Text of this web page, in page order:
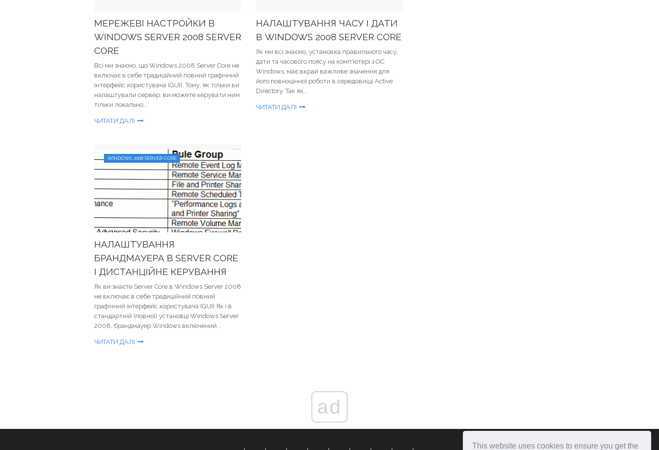
This website uses cookies to ensure you get the
МЕРЕЖЕВІ НАСТРОЙКИ В
WINDOWS SERVER 2008 SERVER
CORE
Всі ми знаємо, що Windows 2008 Server Core не
включає в себе традиційний повний графічний
інтерфейс користувача (GUI). Тому, як тільки ви
налаштували сервер, ви можете керувати ним
тільки локально...
ЧИТАТИ ДАЛІ
НАЛАШТУВАННЯ ЧАСУ І ДАТИ
В WINDOWS 2008 SERVER CORE
Як ми всі знаємо, установка правильного часу,
дати та часового поясу на комп'ютері з ОС
Windows, має вкрай важливе значення для
його повноцінної роботи в середовищі Active
Directory. Так як...
ЧИТАТИ ДАЛІ
WINDOWS 2008 SERVER CORE
НАЛАШТУВАННЯ
БРАНДМАУЕРА В SERVER CORE
І ДИСТАНЦІЙНЕ КЕРУВАННЯ
Як ви знаєте Server Core в Windows Server 2008
не включає в себе традиційний повний
графічний інтерфейс користувача (GUI).Як і в
стандартній (повної) установці Windows Server
2008, брандмауер Windows включений...
ЧИТАТИ ДАЛІ
ad